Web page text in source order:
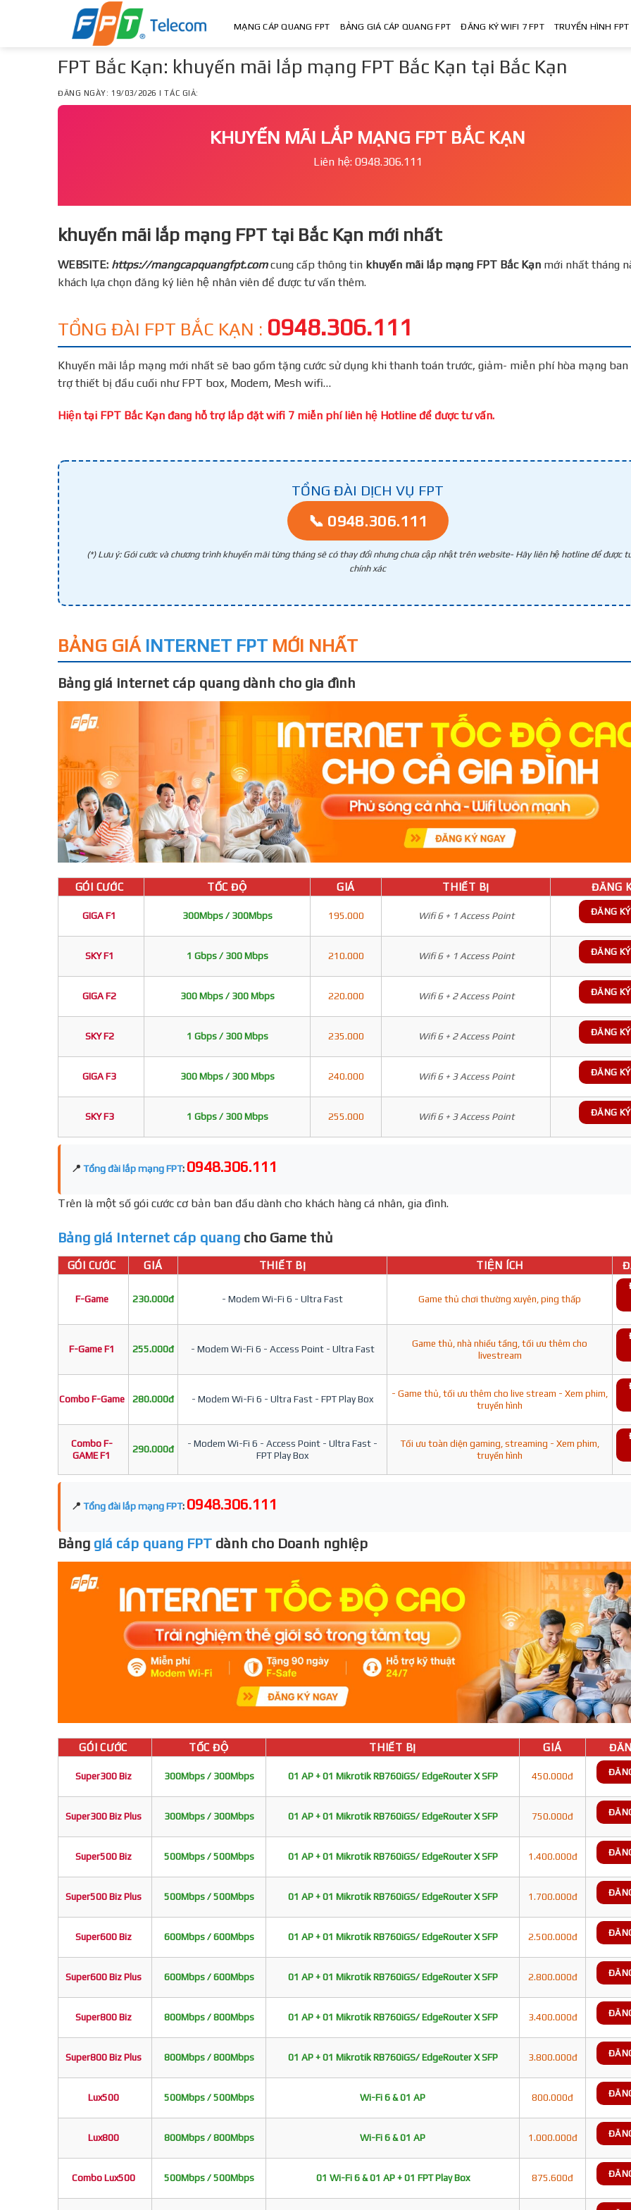
MẠNG CÁP QUANG FPT BẢNG GIÁ CÁP QUANG FPT ĐĂNG KÝ WIFI 7 FPT TRUYỀN HÌNH FPT
FPT Bắc Kạn: khuyến mãi lắp mạng FPT Bắc Kạn tại Bắc Kạn
ĐĂNG NGÀY: 19/03/2026 | TÁC GIẢ:
KHUYẾN MÃI LẮP MẠNG FPT BẮC KẠN
Liên hệ: 0948.306.111
khuyến mãi lắp mạng FPT tại Bắc Kạn mới nhất
WEBSITE: https://mangcapquangfpt.comcung cấp thông tin khuyến mãi lắp mạng FPT Bắc Kạn mới nhất tháng
khách lựa chọn đăng ký liên hệ nhân viên để được tư vấn thêm.
TỔNG ĐÀI FPT BẮC KẠN : 0948.306.111
Khuyến mãi lắp mạng mới nhất sẽ bao gồm tặng cước sử dụng khi thanh toán trước, giảm- miễn phí hòa mạng ban
trợ thiết bị đầu cuối như FPT box, Modem, Mesh wifi…
Hiện tại FPT Bắc Kạn đang hỗ trợ lắp đặt wifi 7 miễn phí liên hệ Hotline để được tư vấn.
TỔNG ĐÀI DỊCH VỤ FPT
📞 0948.306.111
(*) Lưu ý: Gói cước và chương trình khuyến mãi từng tháng sẽ có thay đổi nhưng chưa cập nhật trên website- Hãy liên hệ hotline để được
chính xác
BẢNG GIÁ INTERNET FPT MỚI NHẤT
Bảng giá internet cáp quang dành cho gia đình
GÓI CƯỚC TỐC ĐỘ GIÁ THIẾT BỊ ĐĂNG
GIGA F1 300Mbps / 300Mbps 195.000 Wifi 6 + 1 Access Point ĐĂNG KÝ
SKY F1 1 Gbps / 300 Mbps 210.000 Wifi 6 + 1 Access Point ĐĂNG KÝ
GIGA F2 300 Mbps / 300 Mbps 220.000 Wifi 6 + 2 Access Point ĐĂNG KÝ
SKY F2 1 Gbps / 300 Mbps 235.000 Wifi 6 + 2 Access Point ĐĂNG KÝ
GIGA F3 300 Mbps / 300 Mbps 240.000 Wifi 6 + 3 Access Point ĐĂNG KÝ
SKY F3 1 Gbps / 300 Mbps 255.000 Wifi 6 + 3 Access Point ĐĂNG KÝ
📍 Tổng đài lắp mạng FPT: 0948.306.111
Trên là một số gói cước cơ bản ban đầu dành cho khách hàng cá nhân, gia đình.
Bảng giá Internet cáp quang cho Game thủ
GÓI CƯỚC GIÁ THIẾT BỊ TIỆN ÍCH
F-Game 230.000đ - Modem Wi-Fi 6 - Ultra Fast Game thủ chơi thường xuyên, ping thấp
F-Game F1 255.000đ - Modem Wi-Fi 6 - Access Point - Ultra Fast
Game thủ, nhà nhiều tầng, tối ưu thêm cho
livestream
Combo F-Game 280.000đ - Modem Wi-Fi 6 - Ultra Fast - FPT Play Box
- Game thủ, tối ưu thêm cho live stream - Xem phim,
truyền hình
Combo F-
GAME F1
290.000đ
- Modem Wi-Fi 6 - Access Point - Ultra Fast -
FPT Play Box
Tối ưu toàn diện gaming, streaming - Xem phim,
truyền hình
📍 Tổng đài lắp mạng FPT: 0948.306.111
Bảng giá cáp quang FPT dành cho Doanh nghiệp
GÓI CƯỚC TỐC ĐỘ THIẾT BỊ GIÁ
Super300 Biz 300Mbps / 300Mbps 01 AP + 01 Mikrotik RB760iGS/ EdgeRouter X SFP 450.000đ
Super300 Biz Plus 300Mbps / 300Mbps 01 AP + 01 Mikrotik RB760iGS/ EdgeRouter X SFP 750.000đ
Super500 Biz 500Mbps / 500Mbps 01 AP + 01 Mikrotik RB760iGS/ EdgeRouter X SFP 1.400.000đ
Super500 Biz Plus 500Mbps / 500Mbps 01 AP + 01 Mikrotik RB760iGS/ EdgeRouter X SFP 1.700.000đ
Super600 Biz 600Mbps / 600Mbps 01 AP + 01 Mikrotik RB760iGS/ EdgeRouter X SFP 2.500.000đ
Super600 Biz Plus 600Mbps / 600Mbps 01 AP + 01 Mikrotik RB760iGS/ EdgeRouter X SFP 2.800.000đ
Super800 Biz 800Mbps / 800Mbps 01 AP + 01 Mikrotik RB760iGS/ EdgeRouter X SFP 3.400.000đ
Super800 Biz Plus 800Mbps / 800Mbps 01 AP + 01 Mikrotik RB760iGS/ EdgeRouter X SFP 3.800.000đ
Lux500 500Mbps / 500Mbps Wi-Fi 6 & 01 AP 800.000đ
Lux800 800Mbps / 800Mbps Wi-Fi 6 & 01 AP 1.000.000đ
Combo Lux500 500Mbps / 500Mbps 01 Wi-Fi 6 & 01 AP + 01 FPT Play Box 875.600đ